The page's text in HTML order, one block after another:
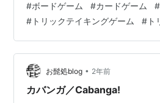
カードの特殊効果に依存する部分
しているのですが、どうも肝心の
い。トリックテイキングと聞くと
ームを連想してしまうけれど、運
とカジュアルなゲームと捉えるべ
せん。 このブログの関連記事 カ
#ボードゲーム #カードゲーム #
# トリックテイキングゲーム # ト
お髭処blog • 2年前
カバンガ／Cabanga!